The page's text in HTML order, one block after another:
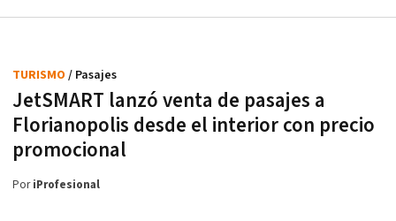
JetSMART lanzó venta de pasajes a
Florianopolis desde el interior con precio
promocional
TURISMO / Pasajes
PoriProfesional